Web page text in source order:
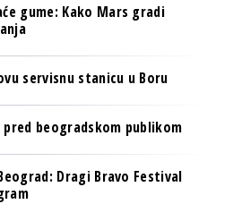
gume: Kako Mars gradi
servisnu stanicu u Boru
pred beogradskom publikom
Dragi Bravo Festival